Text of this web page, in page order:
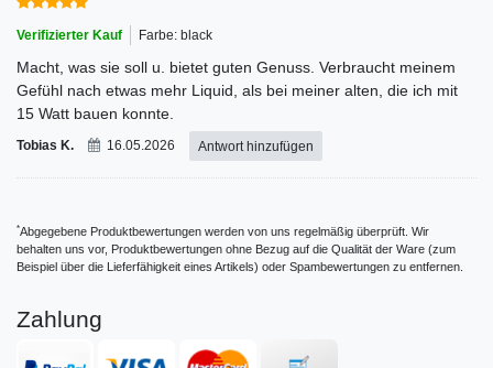
Verifizierter Kauf Farbe: black
Macht, was sie soll u. bietet guten Genuss. Verbraucht meinem
Gefühl nach etwas mehr Liquid, als bei meiner alten, die ich mit
15 Watt bauen konnte.
Tobias K. 16.05.2026 Antwort hinzufügen
*Abgegebene Produktbewertungen werden von uns regelmäßig überprüft. Wir
behalten uns vor, Produktbewertungen ohne Bezug auf die Qualität der Ware (zum
Beispiel über die Lieferfähigkeit eines Artikels) oder Spambewertungen zu entfernen.
Zahlung